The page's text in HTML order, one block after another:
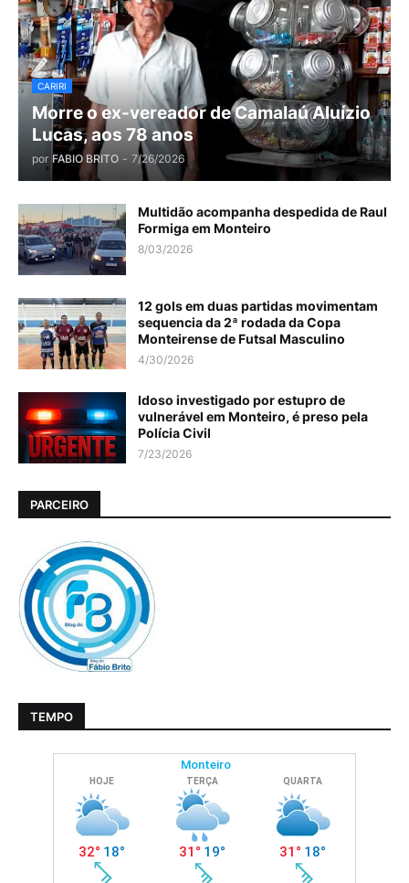
CARIRI
Morre o ex-vereador de Camalaú Aluízio
Lucas, aos 78 anos
por FABIO BRITO - 7/26/2026
Multidão acompanha despedida de Raul
Formiga em Monteiro
8/03/2026
12 gols em duas partidas movimentam
sequencia da 2ª rodada da Copa
Monteirense de Futsal Masculino
4/30/2026
Idoso investigado por estupro de
vulnerável em Monteiro, é preso pela
Polícia Civil
7/23/2026
PARCEIRO
TEMPO